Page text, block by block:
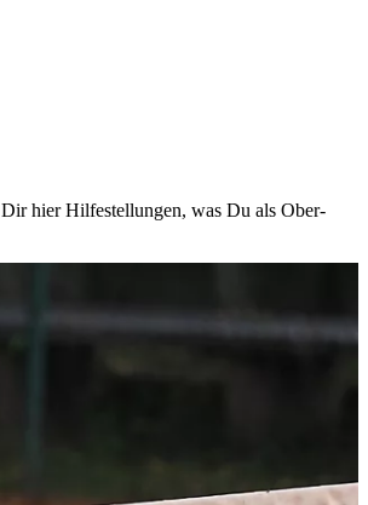
hier Hilfestellungen, was Du als Ober-